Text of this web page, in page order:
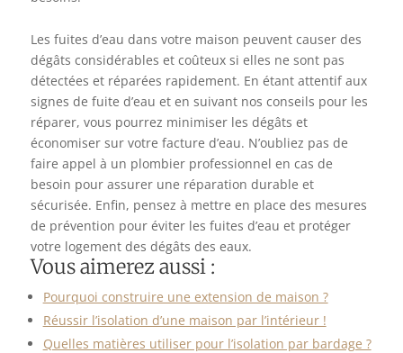
Les fuites d’eau dans votre maison peuvent causer des
dégâts considérables et coûteux si elles ne sont pas
détectées et réparées rapidement. En étant attentif aux
signes de fuite d’eau et en suivant nos conseils pour les
réparer, vous pourrez minimiser les dégâts et
économiser sur votre facture d’eau. N’oubliez pas de
faire appel à un plombier professionnel en cas de
besoin pour assurer une réparation durable et
sécurisée. Enfin, pensez à mettre en place des mesures
de prévention pour éviter les fuites d’eau et protéger
votre logement des dégâts des eaux.
Vous aimerez aussi :
Pourquoi construire une extension de maison ?
Réussir l’isolation d’une maison par l’intérieur !
Quelles matières utiliser pour l’isolation par bardage ?